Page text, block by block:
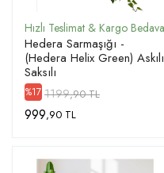
Hedera Sarmaşığı -
(Hedera Helix Green) Askılı
Saksılı
%17 1199,90 TL
999,90 TL